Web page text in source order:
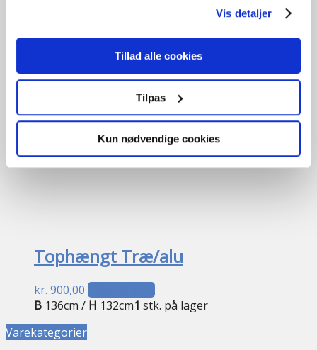
Vis detaljer
Tillad alle cookies
Tilpas
Kun nødvendige cookies
Tophængt Træ/alu
kr. 900,00 Tilføj til kurv
B 136cm / H 132cm1 stk. på lager
Varekategorier